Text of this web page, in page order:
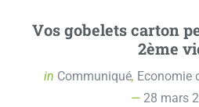
Vos gobelets carton
2ème
in Communiqué, Economie
28 mars